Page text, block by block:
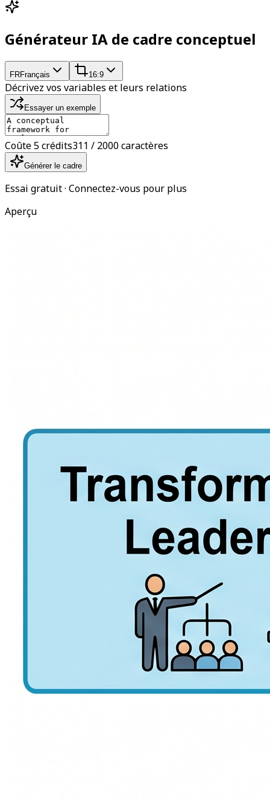
Générateur IA de cadre conceptuel
FRFrançais 16:9
Décrivez vos variables et leurs relations
Essayer un exemple
Coûte 5 crédits311 / 2000 caractères
Générer le cadre
Essai gratuit · Connectez-vous pour plus
Aperçu